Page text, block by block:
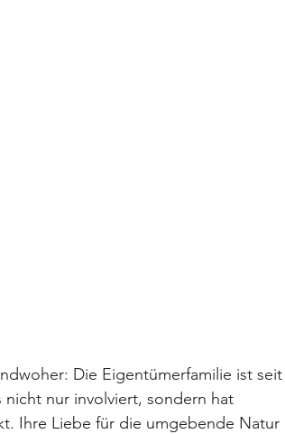
Die Eigentümerfamilie ist seit
nur involviert, sondern hat
Ihre Liebe für die umgebende Natur